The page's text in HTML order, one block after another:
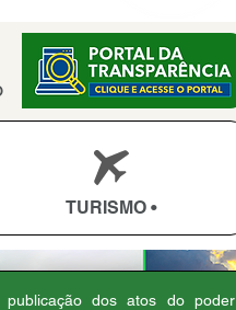
TURISMO •
dos atos do poder